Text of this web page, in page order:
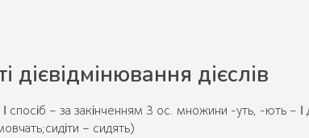
дієслів
І спосіб – за закінченням 3 ос. множини -уть, -ють – І
– сидять)